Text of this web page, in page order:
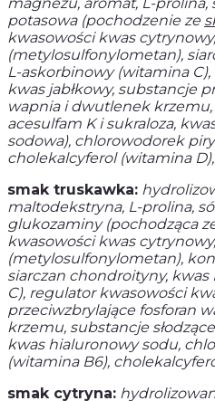
magnezu, aromat, L-prolina,
potasowa (pochodzenie ze
kwasowości kwas
(metylosulfonylometan),
L-askorbinowy (witamina
kwas jabłkowy, substancje
wapnia i dwutlenek krzemu,
acesulfam K i sukraloza,
sodowa), chlorowodorek
cholekalcyferol (witamina
smak truskawka:
maltodekstryna, L-prolina,
glukozaminy (pochodząca
kwasowości kwas
(metylosulfonylometan),
siarczan chondroityny,
C), regulator kwasowości
przeciwzbrylające fosforan
krzemu, substancje
kwas hialuronowy sodu,
(witamina B6),
smak cytryna: